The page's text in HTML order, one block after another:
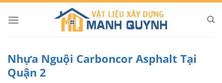
Skip
Nhựa Nguội Carboncor Asphalt Tại
Quận 2